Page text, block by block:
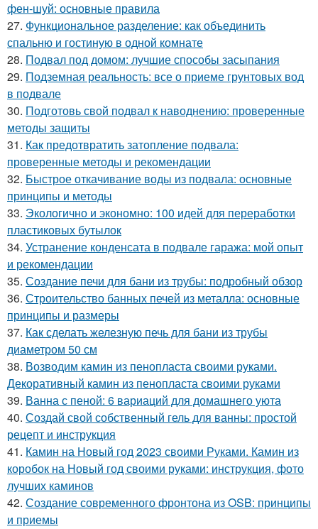
фен-шуй: основные правила
27. Функциональное разделение: как объединить
спальню и гостиную в одной комнате
28. Подвал под домом: лучшие способы засыпания
29. Подземная реальность: все о приеме грунтовых вод
в подвале
30. Подготовь свой подвал к наводнению: проверенные
методы защиты
31. Как предотвратить затопление подвала:
проверенные методы и рекомендации
32. Быстрое откачивание воды из подвала: основные
принципы и методы
33. Экологично и экономно: 100 идей для переработки
пластиковых бутылок
34. Устранение конденсата в подвале гаража: мой опыт
и рекомендации
35. Создание печи для бани из трубы: подробный обзор
36. Строительство банных печей из металла: основные
принципы и размеры
37. Как сделать железную печь для бани из трубы
диаметром 50 см
38. Возводим камин из пенопласта своими руками.
Декоративный камин из пенопласта своими руками
39. Ванна с пеной: 6 вариаций для домашнего уюта
40. Создай свой собственный гель для ванны: простой
рецепт и инструкция
41. Камин на Новый год 2023 своими Руками. Камин из
коробок на Новый год своими руками: инструкция, фото
лучших каминов
42. Создание современного фронтона из OSB: принципы
и приемы